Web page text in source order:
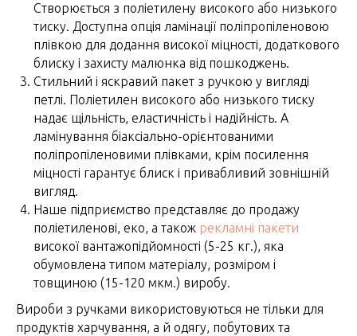
Створюється з поліетилену високого або низького
тиску. Доступна опція ламінації поліпропіленовою
плівкою для додання високої міцності, додаткового
блиску і захисту малюнка від пошкоджень.
Стильний і яскравий пакет з ручкою у вигляді
петлі. Поліетилен високого або низького тиску
надає щільність, еластичність і надійність. А
ламінування біаксіально-орієнтованими
поліпропіленовими плівками, крім посилення
міцності гарантує блиск і привабливий зовнішній
вигляд.
Наше підприємство представляє до продажу
поліетиленові, еко, а також рекламні пакети
високої вантажопідйомності (5-25 кг.), яка
обумовлена типом матеріалу, розміром і
товщиною (15-120 мкм.) виробу.
Вироби з ручками використовуються не тільки для
продуктів харчування, а й одягу, побутових та